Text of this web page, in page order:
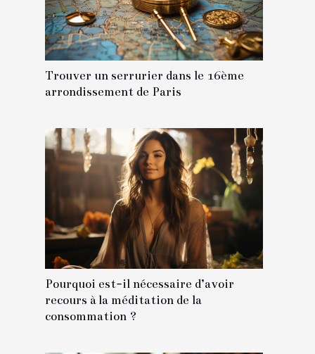
Trouver un serrurier dans le 16ème
arrondissement de Paris
Pourquoi est-il nécessaire d’avoir
recours à la méditation de la
consommation ?